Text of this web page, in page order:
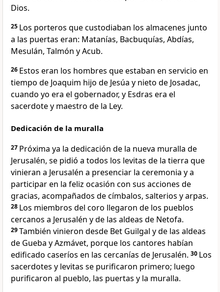
Dios.
25 Los porteros que custodiaban los almacenes junto
a las puertas eran: Matanías, Bacbuquías, Abdías,
Mesulán, Talmón y Acub.
26 Estos eran los hombres que estaban en servicio en
tiempo de Joaquim hijo de Jesúa y nieto de Josadac,
cuando yo era el gobernador, y Esdras era el
sacerdote y maestro de la Ley.
Dedicación de la muralla
27 Próxima ya la dedicación de la nueva muralla de
Jerusalén, se pidió a todos los levitas de la tierra que
vinieran a Jerusalén a presenciar la ceremonia y a
participar en la feliz ocasión con sus acciones de
gracias, acompañados de címbalos, salterios y arpas.
28 Los miembros del coro llegaron de los pueblos
cercanos a Jerusalén y de las aldeas de Netofa.
29También vinieron desde Bet Guilgal y de las aldeas
de Gueba y Azmávet, porque los cantores habían
edificado caseríos en las cercanías de Jerusalén. 30 Los
sacerdotes y levitas se purificaron primero; luego
purificaron al pueblo, las puertas y la muralla.